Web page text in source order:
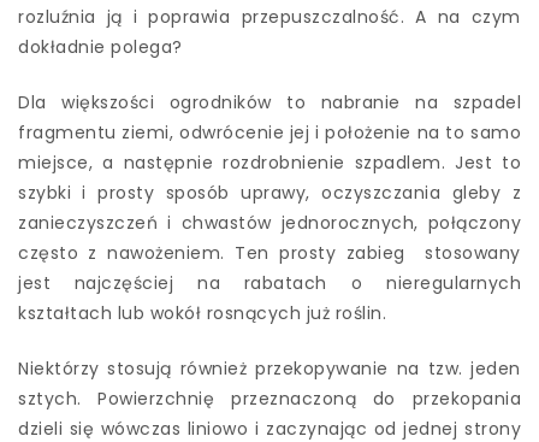
rozluźnia ją i poprawia przepuszczalność. A na czym
dokładnie polega?
Dla większości ogrodników to nabranie na szpadel
fragmentu ziemi, odwrócenie jej i położenie na to samo
miejsce, a następnie rozdrobnienie szpadlem. Jest to
szybki i prosty sposób uprawy, oczyszczania gleby z
zanieczyszczeń i chwastów jednorocznych, połączony
często z nawożeniem. Ten prosty zabieg stosowany
jest najczęściej na rabatach o nieregularnych
kształtach lub wokół rosnących już roślin.
Niektórzy stosują również przekopywanie na tzw. jeden
sztych. Powierzchnię przeznaczoną do przekopania
dzieli się wówczas liniowo i zaczynając od jednej strony